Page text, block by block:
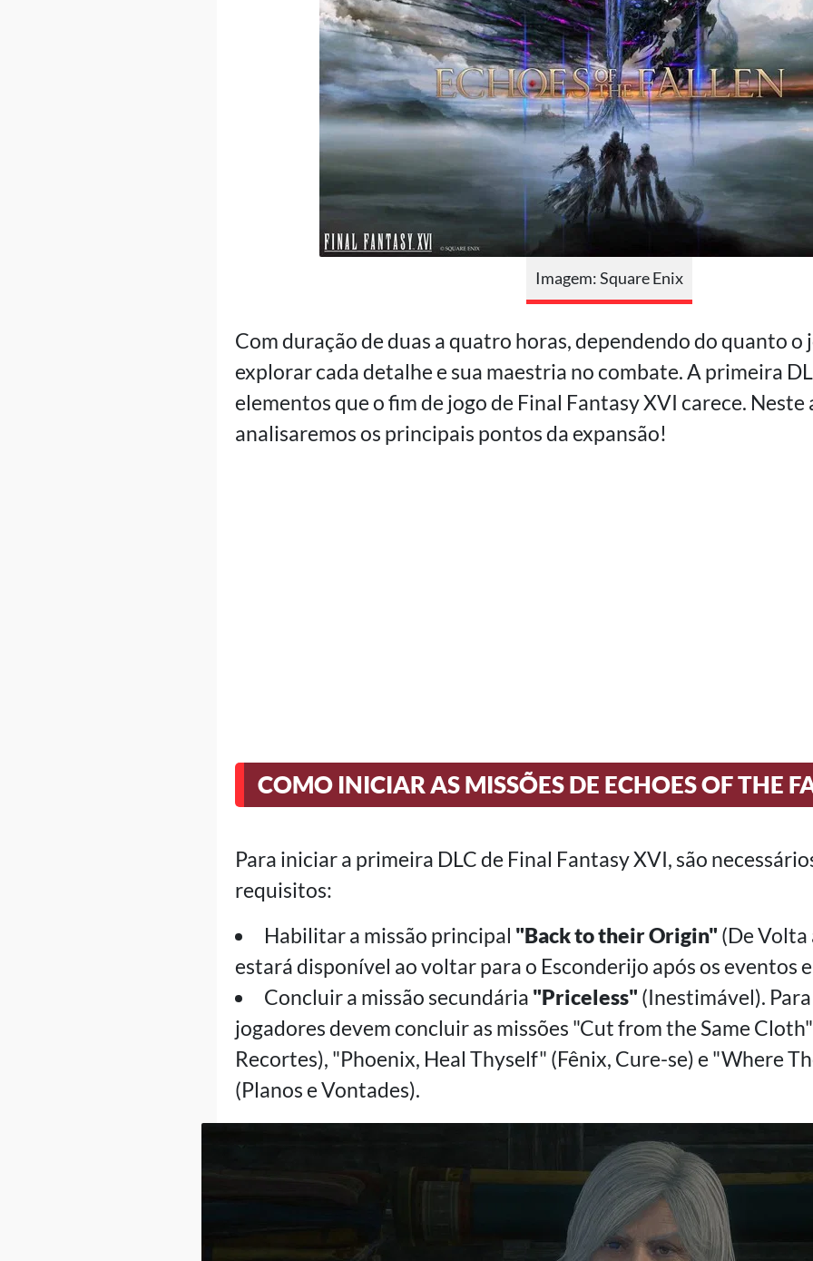
Imagem: Square Enix
Com duração de duas a quatro horas, dependendo do quanto o
explorar cada detalhe e sua maestria no combate. A primeira
elementos que o fim de jogo de Final Fantasy XVI carece. Neste
analisaremos os principais pontos da expansão!
COMO INICIAR AS MISSÕES DE ECHOES OF THE
Para iniciar a primeira DLC de Final Fantasy XVI, são
requisitos:
Habilitar a missão principal "Back to their Origin" (De Volta
estará disponível ao voltar para o Esconderijo após os eventos
Concluir a missão secundária "Priceless" (Inestimável).
jogadores devem concluir as missões "Cut from the Same
Recortes), "Phoenix, Heal Thyself" (Fênix, Cure-se) e "Where
(Planos e Vontades).